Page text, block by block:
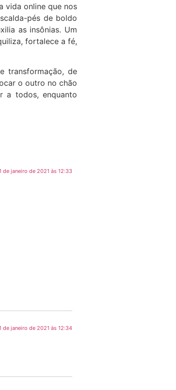
vida online que nos
pés de boldo
as insônias. Um
fortalece a fé,
transformação, de
o outro no chão
a todos, enquanto
de janeiro de 2021 às 12:33
de janeiro de 2021 às 12:34